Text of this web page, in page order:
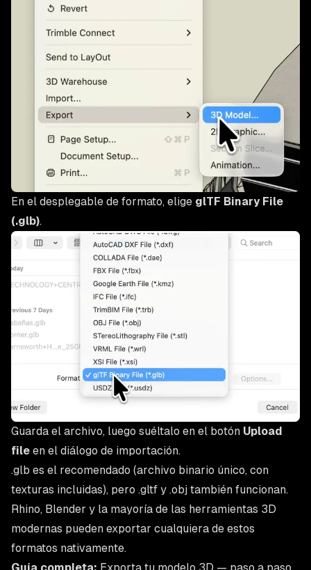
En el desplegable de formato, elige glTF Binary File
(.glb).
Guarda el archivo, luego suéltalo en el botón Upload
file en el diálogo de importación.
.glb es el recomendado (archivo binario único, con
texturas incluidas), pero .gltf y .obj también funcionan.
Rhino, Blender y la mayoría de las herramientas 3D
modernas pueden exportar cualquiera de estos
formatos nativamente.
Guía completa: Exporta tu modelo 3D — paso a paso